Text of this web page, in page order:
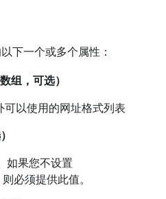
下一个或多个属性：
组，可选）
可以使用的网址格式列表
如果您不设置
则必须提供此值。